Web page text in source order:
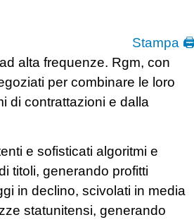
Stampa
alta frequenze. Rgm, con
per combinare le loro
di contrattazioni e dalla
e sofisticati algoritmi e
titoli, generando profitti
in declino, scivolati in media
statunitensi, generando